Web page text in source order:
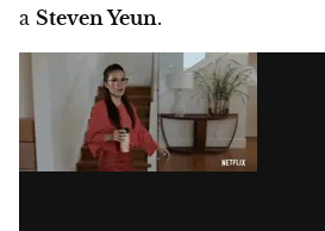
a Steven Yeun.